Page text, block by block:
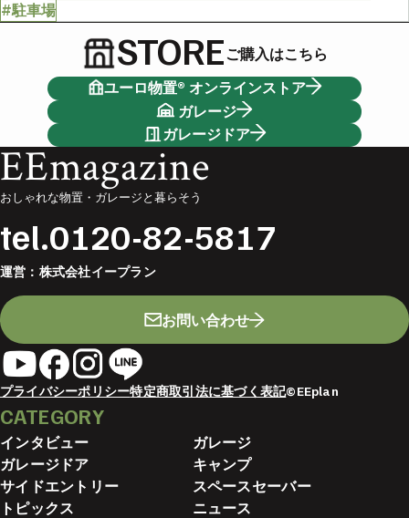
#駐車場
STOREご購入はこちら
ユーロ物置® オンラインストア
ガレージ
ガレージドア
EEmagazine
おしゃれな物置・ガレージと暮らそう
tel.0120-82-5817
運営： 株式会社イープラン
お問い合わせ
プライバシーポリシー特定商取引法に基づく表記©EEplan
CATEGORY
インタビュー
ガレージ
ガレージドア
キャンプ
サイドエントリー
スペースセーバー
トピックス
ニュース